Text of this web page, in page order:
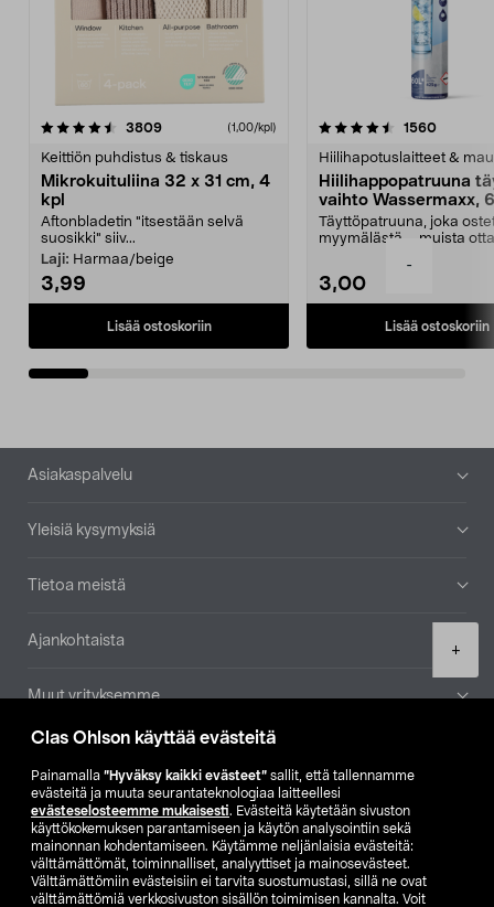
Clas Ohlson käyttää evästeitä
Painamalla ”Hyväksy kaikki evästeet” sallit, että tallennamme
evästeitä ja muuta seurantateknologiaa laitteellesi
evästeselosteemme mukaisesti. Evästeitä käytetään sivuston
käyttökokemuksen parantamiseen ja käytön analysointiin sekä
mainonnan kohdentamiseen. Käytämme neljänlaisia evästeitä:
välttämättömät, toiminnalliset, analyyttiset ja mainosevästeet.
Välttämättömiin evästeisiin ei tarvita suostumustasi, sillä ne ovat
välttämättömiä verkkosivuston sisällön toimimisen kannalta. Voit
-
+
3809arvostelut (1,00/kpl)
Keittiön puhdistus & tiskaus
Mikrokuituliina 32 x 31 cm, 4
kpl
Aftonbladetin "itsestään selvä
suosikki" siiv...
Laji: Harmaa/beige
3,99
Lisää ostoskoriin
4.5viidestä
1560
Hiilihapotuslaitteet &
Hiilihappopatruuna
vaihto Wassermaxx,
Täyttöpatruuna, joka
myymälästä – muista
3,00
Lisää ostoskoriin
4.5viidestä
Alatunniste
Asiakaspalvelu
Yleisiä kysymyksiä
Tietoa meistä
Ajankohtaista
Muut yrityksemme
Etsi myymälä
SE NO FI
FI SV